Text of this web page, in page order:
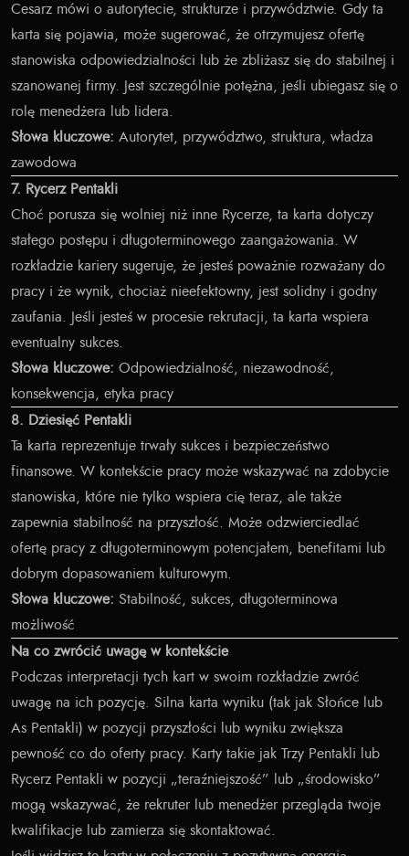
Cesarz mówi o autorytecie, strukturze i przywództwie. Gdy ta
karta się pojawia, może sugerować, że otrzymujesz ofertę
stanowiska odpowiedzialności lub że zbliżasz się do stabilnej i
szanowanej firmy. Jest szczególnie potężna, jeśli ubiegasz się o
rolę menedżera lub lidera.
Słowa kluczowe: Autorytet, przywództwo, struktura, władza
zawodowa
7. Rycerz Pentakli
Choć porusza się wolniej niż inne Rycerze, ta karta dotyczy
stałego postępu i długoterminowego zaangażowania. W
rozkładzie kariery sugeruje, że jesteś poważnie rozważany do
pracy i że wynik, chociaż nieefektowny, jest solidny i godny
zaufania. Jeśli jesteś w procesie rekrutacji, ta karta wspiera
eventualny sukces.
Słowa kluczowe: Odpowiedzialność, niezawodność,
konsekwencja, etyka pracy
8. Dziesięć Pentakli
Ta karta reprezentuje trwały sukces i bezpieczeństwo
finansowe. W kontekście pracy może wskazywać na zdobycie
stanowiska, które nie tylko wspiera cię teraz, ale także
zapewnia stabilność na przyszłość. Może odzwierciedlać
ofertę pracy z długoterminowym potencjałem, benefitami lub
dobrym dopasowaniem kulturowym.
Słowa kluczowe: Stabilność, sukces, długoterminowa
możliwość
Na co zwrócić uwagę w kontekście
Podczas interpretacji tych kart w swoim rozkładzie zwróć
uwagę na ich pozycję. Silna karta wyniku (tak jak Słońce lub
As Pentakli) w pozycji przyszłości lub wyniku zwiększa
pewność co do oferty pracy. Karty takie jak Trzy Pentakli lub
Rycerz Pentakli w pozycji „teraźniejszość” lub „środowisko”
mogą wskazywać, że rekruter lub menedżer przegląda twoje
kwalifikacje lub zamierza się skontaktować.